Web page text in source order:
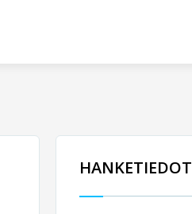
HANKETIEDOT